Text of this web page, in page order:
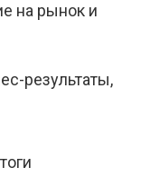
на рынок и
результаты,